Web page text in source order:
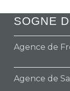
SOGNE
Agence de
Agence de